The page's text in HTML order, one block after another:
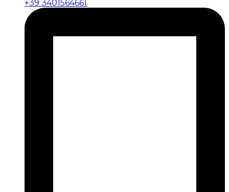
+39 3401564661